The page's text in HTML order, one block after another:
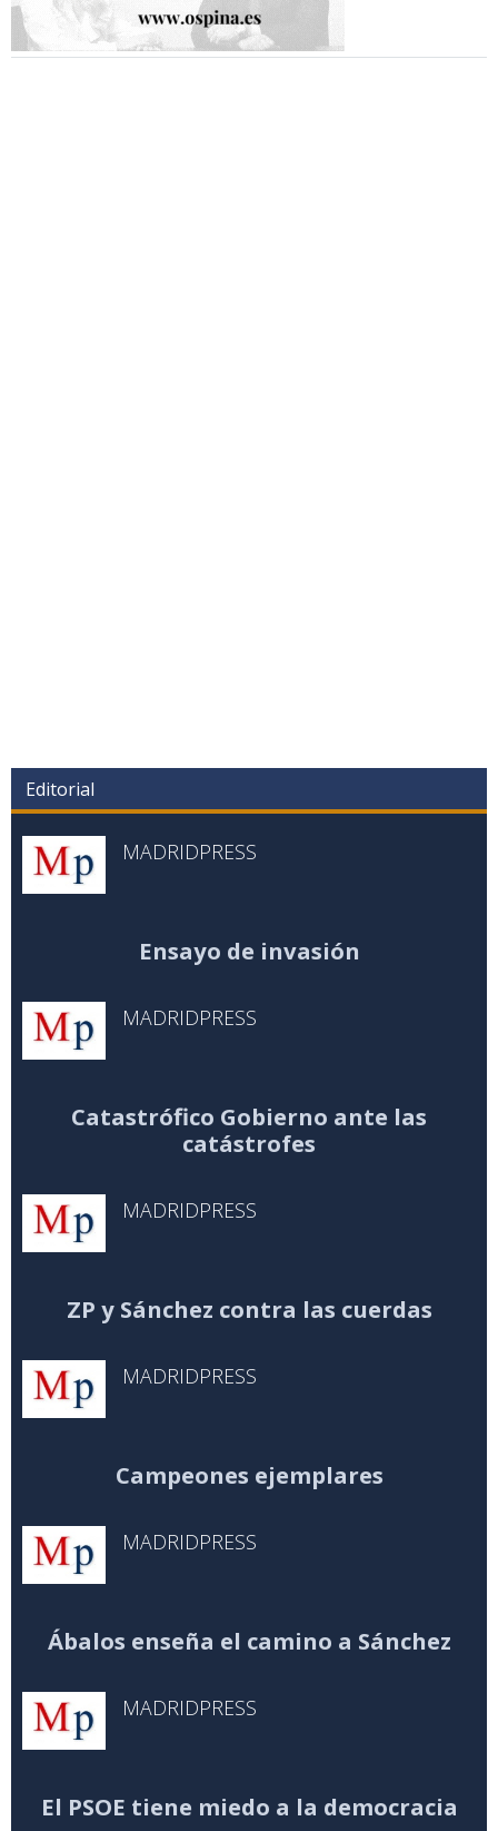
Editorial
MADRIDPRESS
Ensayo de invasión
MADRIDPRESS
Catastrófico Gobierno ante las
catástrofes
MADRIDPRESS
ZP y Sánchez contra las cuerdas
MADRIDPRESS
Campeones ejemplares
MADRIDPRESS
Ábalos enseña el camino a Sánchez
MADRIDPRESS
El PSOE tiene miedo a la democracia